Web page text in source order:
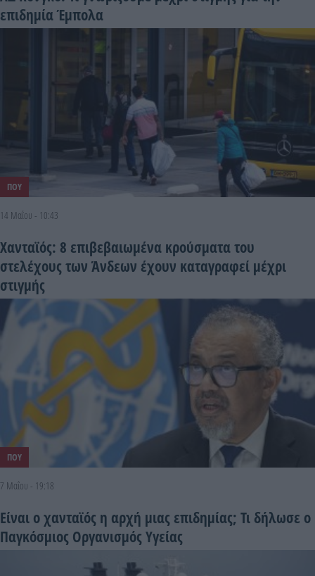
επιδημία Έμπολα
ΠΟΥ
14 Μαΐου - 10:43
Χανταϊός: 8 επιβεβαιωμένα κρούσματα του
στελέχους των Άνδεων έχουν καταγραφεί μέχρι
στιγμής
ΠΟΥ
7 Μαΐου - 19:18
Είναι ο χανταϊός η αρχή μιας επιδημίας; Τι δήλωσε ο
Παγκόσμιος Οργανισμός Υγείας